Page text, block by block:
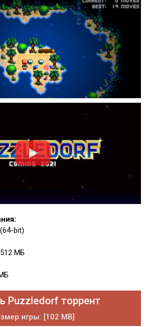
bit)
МБ
Puzzledorf торрент
игры: [102 MB]